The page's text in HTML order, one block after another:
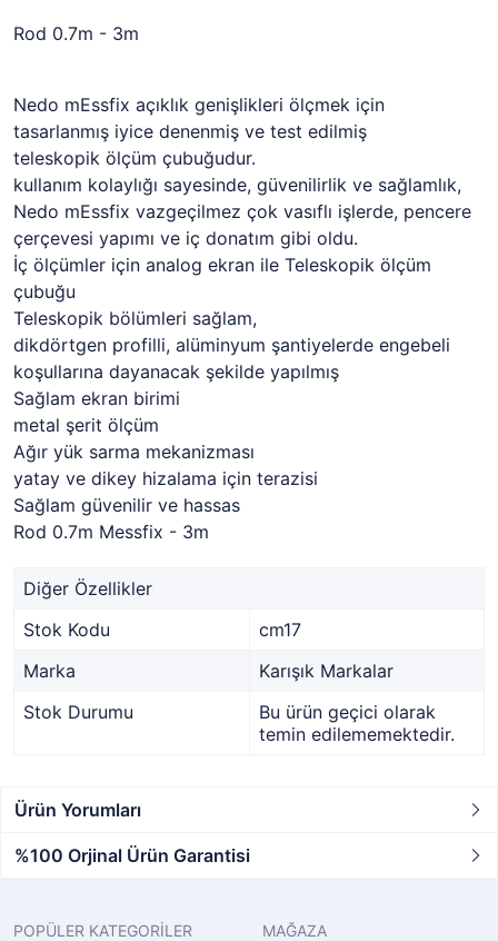
Rod 0.7m - 3m
Nedo mEssfix açıklık genişlikleri ölçmek için
tasarlanmış iyice denenmiş ve test edilmiş
teleskopik ölçüm çubuğudur.
kullanım kolaylığı sayesinde, güvenilirlik ve sağlamlık,
Nedo mEssfix vazgeçilmez çok vasıflı işlerde, pencere
çerçevesi yapımı ve iç donatım gibi oldu.
İç ölçümler için analog ekran ile Teleskopik ölçüm
çubuğu
Teleskopik bölümleri sağlam,
dikdörtgen profilli, alüminyum şantiyelerde engebeli
koşullarına dayanacak şekilde yapılmış
Sağlam ekran birimi
metal şerit ölçüm
Ağır yük sarma mekanizması
yatay ve dikey hizalama için terazisi
Sağlam güvenilir ve hassas
Rod 0.7m Messfix - 3m
Diğer Özellikler
Stok Kodu
cm17
Marka
Karışık Markalar
Stok Durumu
Bu ürün geçici olarak
temin edilememektedir.
Ürün Yorumları
%100 Orjinal Ürün Garantisi
POPÜLER KATEGORİLER
MAĞAZA